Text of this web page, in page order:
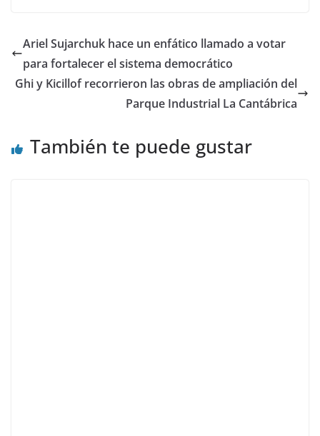
Ariel Sujarchuk hace un enfático llamado a votar
para fortalecer el sistema democrático
Ghi y Kicillof recorrieron las obras de ampliación del
Parque Industrial La Cantábrica
También te puede gustar